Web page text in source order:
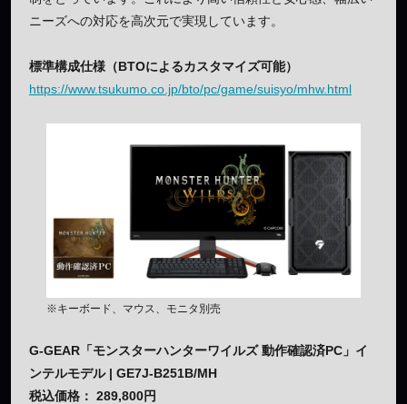
ニーズへの対応を高次元で実現しています。
標準構成仕様（BTOによるカスタマイズ可能）
https://www.tsukumo.co.jp/bto/pc/game/suisyo/mhw.html
※キーボード、マウス、モニタ別売
G-GEAR「モンスターハンターワイルズ 動作確認済PC」イ
ンテルモデル | GE7J-B251B/MH
税込価格： 289,800円